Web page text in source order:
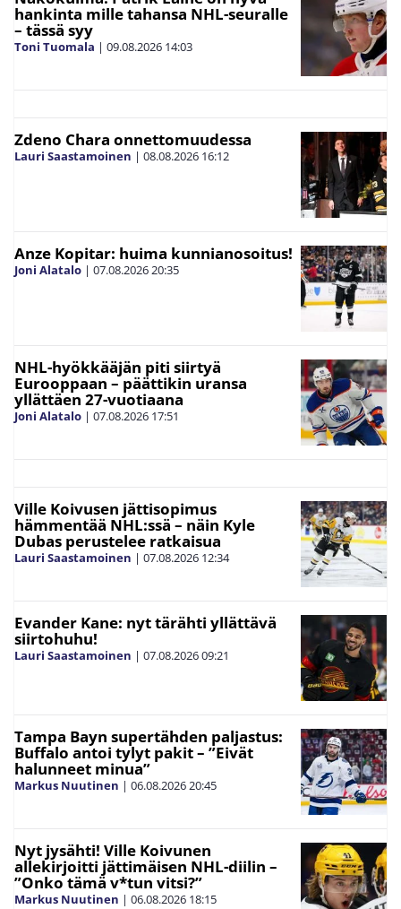
hankinta mille tahansa NHL-seuralle
– tässä syy
Toni Tuomala | 09.08.2026 14:03
Zdeno Chara onnettomuudessa
Lauri Saastamoinen | 08.08.2026 16:12
Anze Kopitar: huima kunnianosoitus!
Joni Alatalo | 07.08.202620:35
NHL-hyökkääjän piti siirtyä
Eurooppaan – päättikin uransa
yllättäen 27-vuotiaana
Joni Alatalo | 07.08.2026 17:51
Ville Koivusen jättisopimus
hämmentää NHL:ssä – näin Kyle
Dubas perustelee ratkaisua
Lauri Saastamoinen | 07.08.2026 12:34
Evander Kane: nyt tärähti yllättävä
siirtohuhu!
Lauri Saastamoinen | 07.08.202609:21
Tampa Bayn supertähden paljastus:
Buffalo antoi tylyt pakit – ”Eivät
halunneet minua”
Markus Nuutinen | 06.08.202620:45
Nyt jysähti! Ville Koivunen
allekirjoitti jättimäisen NHL-diilin –
”Onko tämä v*tun vitsi?”
Markus Nuutinen | 06.08.2026 18:15